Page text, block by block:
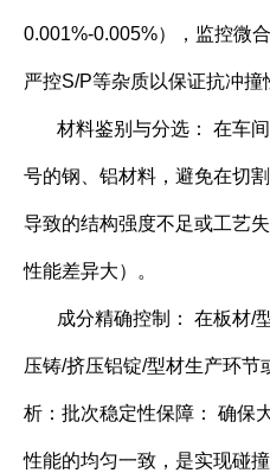
0.001%-0.005%），监控微
严控S/P等杂质以保证抗冲撞
材料鉴别与分选： 在车
号的钢、铝材料，避免在切
导致的结构强度不足或工艺
性能差异大）。
成分精确控制： 在板材/
压铸/挤压铝锭/型材生产环节
析：批次稳定性保障： 确保
性能的均匀一致，是实现碰